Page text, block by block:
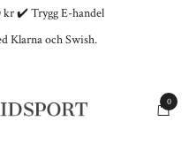
✔️ Trygg E-handel
Klarna och Swish.
0